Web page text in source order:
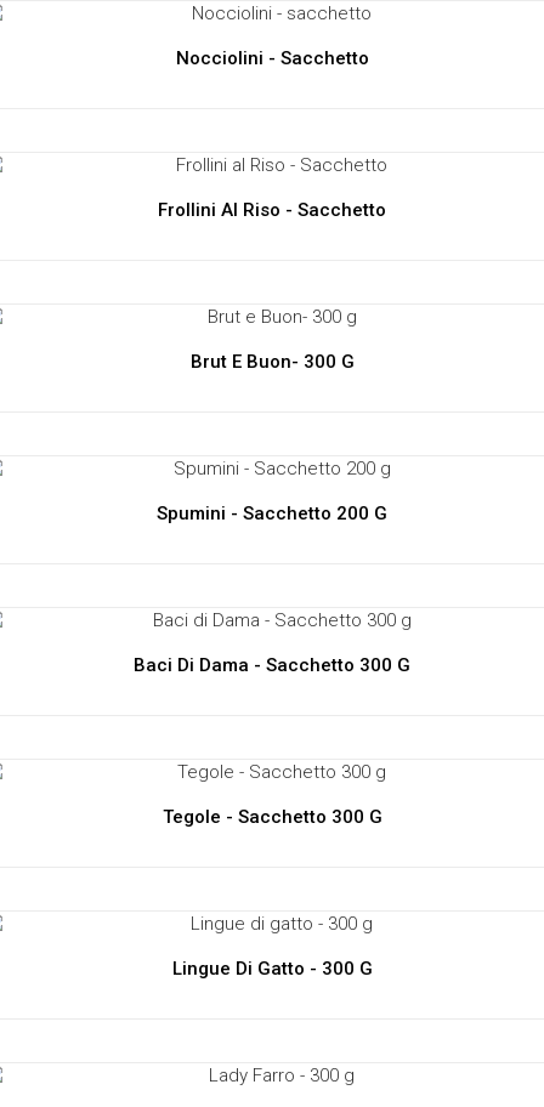
Nocciolini - Sacchetto
Frollini Al Riso - Sacchetto
Brut E Buon- 300 G
Spumini - Sacchetto 200 G
Baci Di Dama - Sacchetto 300 G
Tegole - Sacchetto 300 G
Lingue Di Gatto - 300 G